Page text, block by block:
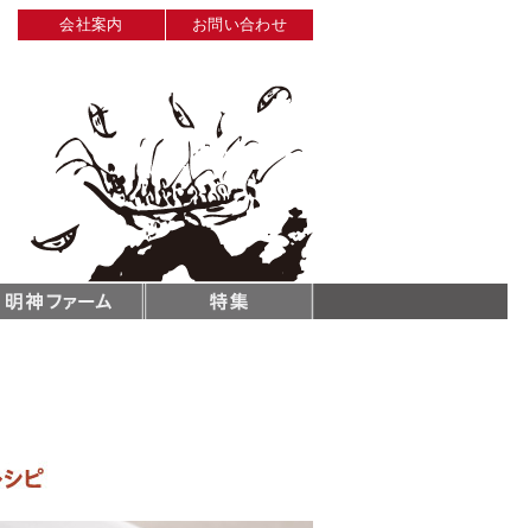
会社案内 お問い合わせ